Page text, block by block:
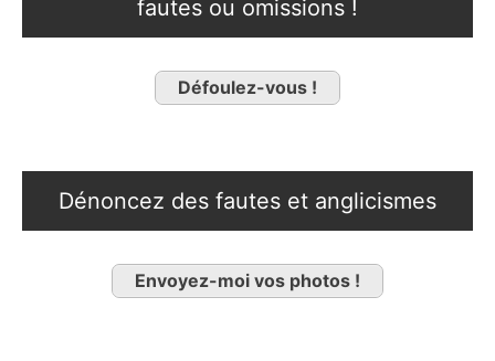
fautes ou omissions !
Défoulez-vous !
Dénoncez des fautes et anglicismes
Envoyez-moi vos photos !